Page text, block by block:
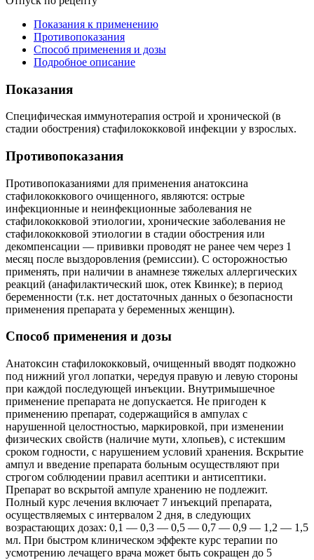
Показания к применению
Противопоказания
Способ применения и дозы
Подробное описание
Показания
Специфическая иммунотерапия острой и хронической (в
стадии обострения) стафилококковой инфекции у взрослых.
Противопоказания
Противопоказаниями для применения анатоксина
стафилококкового очищенного, являются: острые
инфекционные и неинфекционные заболевания не
стафилококковой этиологии, хронические заболевания не
стафилококковой этиологии в стадии обострения или
декомпенсации — прививки проводят не ранее чем через 1
месяц после выздоровления (ремиссии). С осторожностью
применять, при наличии в анамнезе тяжелых аллергических
реакций (анафилактический шок, отек Квинке); в период
беременности (т.к. нет достаточных данных о безопасности
применения препарата у беременных женщин).
Способ применения и дозы
Анатоксин стафилококковый, очищенный вводят подкожно
под нижний угол лопатки, чередуя правую и левую стороны
при каждой последующей инъекции. Внутримышечное
применение препарата не допускается. Не пригоден к
применению препарат, содержащийся в ампулах с
нарушенной целостностью, маркировкой, при изменении
физических свойств (наличие мути, хлопьев), с истекшим
сроком годности, с нарушением условий хранения. Вскрытие
ампул и введение препарата больным осуществляют при
строгом соблюдении правил асептики и антисептики.
Препарат во вскрытой ампуле хранению не подлежит.
Полный курс лечения включает 7 инъекций препарата,
осуществляемых с интервалом 2 дня, в следующих
возрастающих дозах: 0,1 — 0,3 — 0,5 — 0,7 — 0,9 — 1,2 — 1,5
мл. При быстром клиническом эффекте курс терапии по
усмотрению лечащего врача может быть сокращен до 5